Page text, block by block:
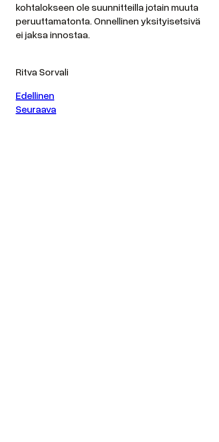
kohtalokseen ole suunnitteilla jotain muuta
peruuttamatonta. Onnellinen yksityisetsivä
ei jaksa innostaa.
Ritva Sorvali
Edellinen
Seuraava